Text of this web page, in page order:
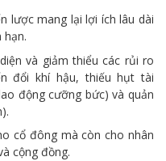
lược mang lại lợi ích lâu dài
hạn.
và giảm thiểu các rủi ro
đổi khí hậu, thiếu hụt tài
động cưỡng bức) và quản
cổ đông mà còn cho nhân
cộng đồng.